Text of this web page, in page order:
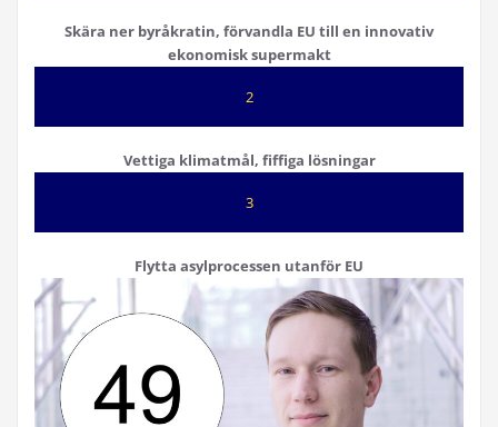
Skära ner byråkratin, förvandla EU till en innovativ
ekonomisk supermakt
2
Vettiga klimatmål, fiffiga lösningar
3
Flytta asylprocessen utanför EU